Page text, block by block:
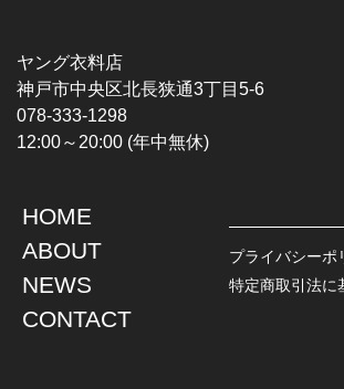
HARDCORE / PUNK
PROGLESSIVE ROCK
POPS
SOUL / R&B
CHAMPION
TOPS
L / S SHIRT
S / S SHIRT
HAWAIIAN SHIRT
JACKET
DENIM
LEATHER
ヤング衣料店
神戸市中央区北長狭通3丁目5-6
078-333-1298
12:00～20:00 (年中無休)
HOME
ABOUT
NEWS
CONTACT
プライバシーポ
特定商取引法に